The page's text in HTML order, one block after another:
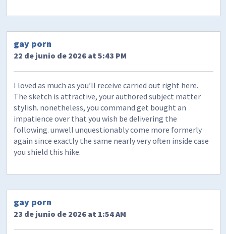
gay porn
22 de junio de 2026 at 5:43 PM
I loved as much as you’ll receive carried out right here.
The sketch is attractive, your authored subject matter
stylish. nonetheless, you command get bought an
impatience over that you wish be delivering the
following. unwell unquestionably come more formerly
again since exactly the same nearly very often inside case
you shield this hike.
gay porn
23 de junio de 2026 at 1:54 AM